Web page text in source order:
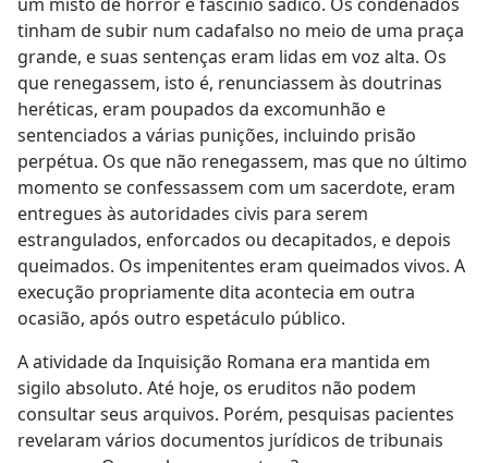
tinham de subir num cadafalso no meio de uma praça
grande, e suas sentenças eram lidas em voz alta. Os
que renegassem, isto é, renunciassem às doutrinas
heréticas, eram poupados da excomunhão e
sentenciados a várias punições, incluindo prisão
perpétua. Os que não renegassem, mas que no último
momento se confessassem com um sacerdote, eram
entregues às autoridades civis para serem
estrangulados, enforcados ou decapitados, e depois
queimados. Os impenitentes eram queimados vivos. A
execução propriamente dita acontecia em outra
ocasião, após outro espetáculo público.
A atividade da Inquisição Romana era mantida em
sigilo absoluto. Até hoje, os eruditos não podem
consultar seus arquivos. Porém, pesquisas pacientes
revelaram vários documentos jurídicos de tribunais